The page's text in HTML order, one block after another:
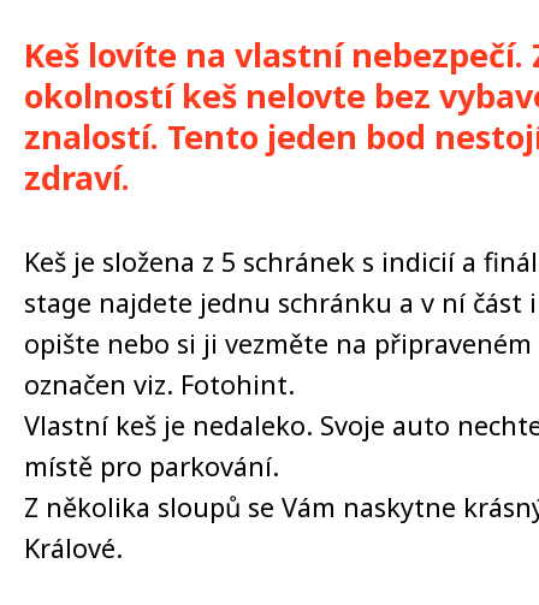
Keš lovíte na vlastní nebezpečí.
okolností keš nelovte bez
znalostí. Tento jeden bod
zdraví.
Keš je složena z 5 schránek s indicií a
stage najdete jednu schránku a v ní část
opište nebo si ji vezměte na
označen viz. Fotohint.
Vlastní keš je nedaleko. Svoje auto
místě pro parkování.
Z několika sloupů se Vám naskytne
Králové.